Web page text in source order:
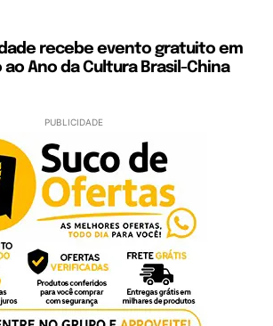
recebe evento gratuito em
Ano da Cultura Brasil-China
PUBLICIDADE